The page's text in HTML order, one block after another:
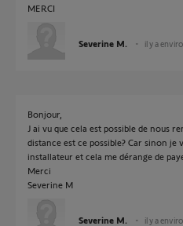
MERCI
Severine M. il y a
Bonjour,
J ai vu que cela est possible de nous
distance est ce possible? Car sinon
installateur et cela me dérange de
Merci
Severine M
Severine M. il y a